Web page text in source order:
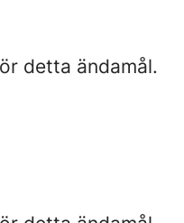
detta ändamål.